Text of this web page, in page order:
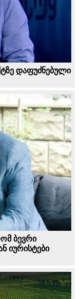
დაფუძნებული
ბევრი
იურისტები